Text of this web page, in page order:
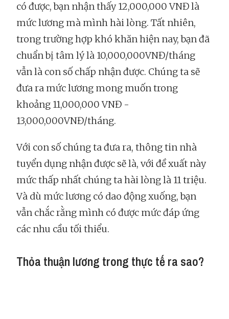
có được, bạn nhận thấy 12,000,000 VNĐ là
mức lương mà mình hài lòng. Tất nhiên,
trong trường hợp khó khăn hiện nay, bạn đã
chuẩn bị tâm lý là 10,000,000VNĐ/tháng
vẫn là con số chấp nhận được. Chúng ta sẽ
đưa ra mức lương mong muốn trong
khoảng 11,000,000 VNĐ -
13,000,000VNĐ/tháng.
Với con số chúng ta đưa ra, thông tin nhà
tuyển dụng nhận được sẽ là, với đề xuất này
mức thấp nhất chúng ta hài lòng là 11 triệu.
Và dù mức lương có dao động xuống, bạn
vẫn chắc rằng mình có được mức đáp ứng
các nhu cầu tối thiểu.
Thỏa thuận lương trong thực tế ra sao?